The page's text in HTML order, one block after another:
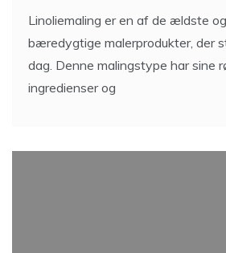
Linoliemaling er en af de ældste
bæredygtige malerprodukter, der
dag. Denne malingstype har sine
ingredienser og